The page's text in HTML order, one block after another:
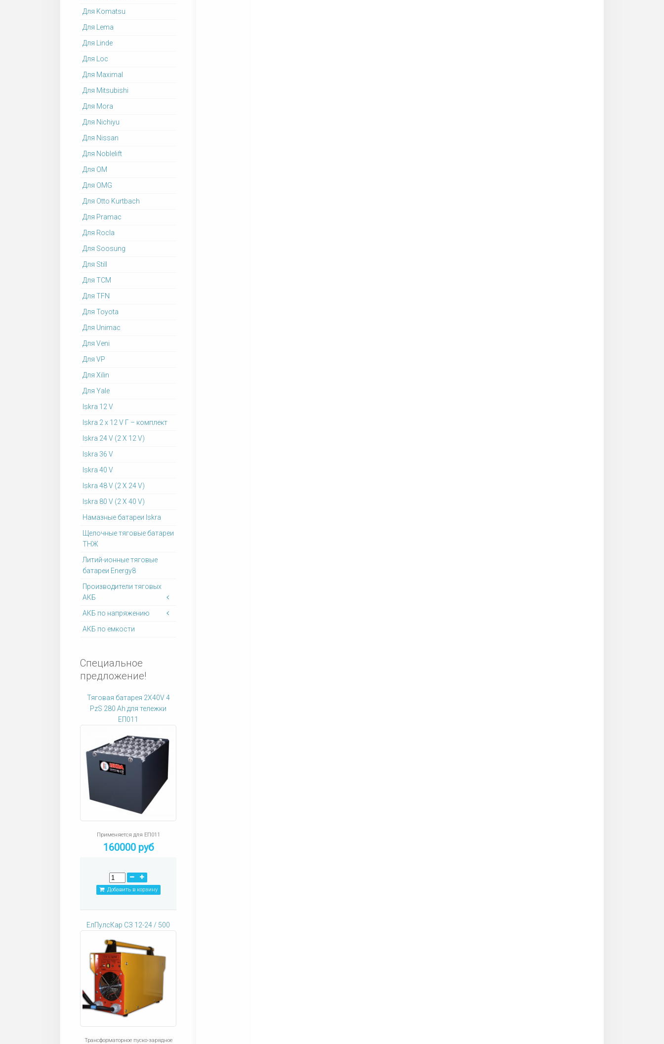
Для Komatsu
Для Lema
Для Linde
Для Loc
Для Maximal
Для Mitsubishi
Для Mora
Для Nichiyu
Для Nissan
Для Noblelift
Для OM
Для OMG
Для Otto Kurtbach
Для Pramac
Для Rocla
Для Soosung
Для Still
Для TCM
Для TFN
Для Toyota
Для Unimac
Для Veni
Для VP
Для Xilin
Для Yale
Iskra 12 V
Iskra 2 x 12 V Г – комплект
Iskra 24 V (2 X 12 V)
Iskra 36 V
Iskra 40 V
Iskra 48 V (2 X 24 V)
Iskra 80 V (2 X 40 V)
Намазные батареи Iskra
Щелочные тяговые батареи
ТНЖ
Литий-ионные тяговые
батареи Energy8
Производители тяговых
АКБ
АКБ по напряжению
АКБ по емкости
Специальное
предложение!
Тяговая батарея 2X40V 4
PzS 280 Ah для тележки
ЕП011
Применяется для ЕП011
160000 руб
Добавить в корзину
ЕлПулсКар СЗ 12-24 / 500
Трансформаторное пуско-зарядное